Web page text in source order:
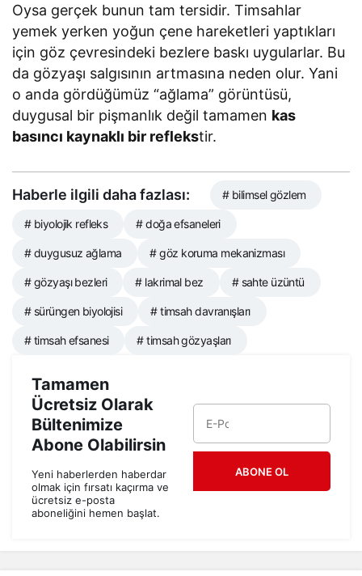
Oysa gerçek bunun tam tersidir. Timsahlar
yemek yerken yoğun çene hareketleri yaptıkları
için göz çevresindeki bezlere baskı uygularlar. Bu
da gözyaşı salgısının artmasına neden olur. Yani
o anda gördüğümüz “ağlama” görüntüsü,
duygusal bir pişmanlık değil tamamen kas
basıncı kaynaklı bir reflekstir.
Haberle ilgili daha fazlası: # bilimsel gözlem
# biyolojik refleks # doğa efsaneleri
# duygusuz ağlama # göz koruma mekanizması
# gözyaşı bezleri # lakrimal bez # sahte üzüntü
# sürüngen biyolojisi # timsah davranışları
# timsah efsanesi # timsah gözyaşları
Tamamen
Ücretsiz Olarak
Bültenimize
Abone Olabilirsin
Yeni haberlerden haberdar
olmak için fırsatı kaçırma ve
ücretsiz e-posta
aboneliğini hemen başlat.
ABONE OL